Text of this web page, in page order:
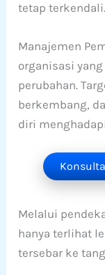
tetap terkendali.
Manajemen
organisasi
perubahan.
berkembang,
diri
Melalui
hanya terlihat
tersebar ke